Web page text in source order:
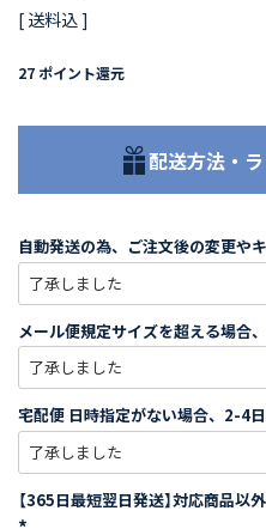
送料込
27 ポイント還元
配送方法・
自動発送の為、ご注文後の変更や
メール便規定サイズを超える場合
宅配便 日時指定がない場合、2-4
【365日最短翌日発送】対応商品以